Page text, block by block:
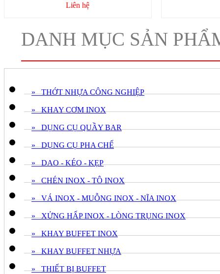
Liên hệ
DANH MỤC SẢN
» THỚT NHỰA CÔNG NGHIỆP
» KHAY CƠM INOX
» DỤNG CỤ QUẦY BAR
» DỤNG CỤ PHA CHẾ
» DAO - KÉO - KẸP
» CHÉN INOX - TÔ INOX
» VÁ INOX - MUỖNG INOX - NĨA INOX
» XỬNG HẤP INOX - LÒNG TRỤNG INOX
» KHAY BUFFET INOX
» KHAY BUFFET NHỰA
» THIẾT BỊ BUFFET